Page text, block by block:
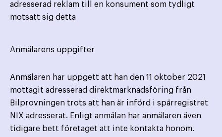
adresserad reklam till en konsument som tydligt
motsatt sig detta
Anmälarens uppgifter
Anmälaren har uppgett att han den 11 oktober 2021
mottagit adresserad direktmarknadsföring från
Bilprovningen trots att han är införd i spärregistret
NIX adresserat. Enligt anmälan har anmälaren även
tidigare bett företaget att inte kontakta honom.